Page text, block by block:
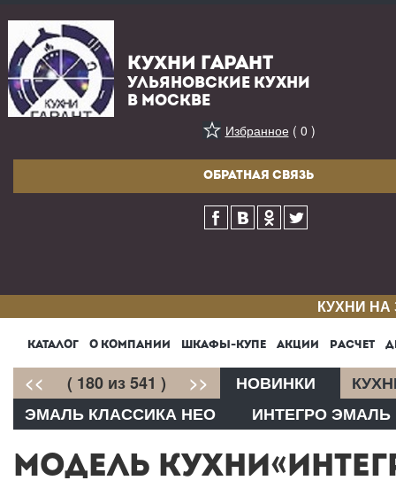
КУХНИ ГАРАНТ
УЛЬЯНОВСКИЕ КУХНИ
В МОСКВЕ
Избранное( 0 )
ОБРАТНАЯ СВЯЗЬ
КУХНИ
КАТАЛОГ О КОМПАНИИ ШКАФЫ-КУПЕ АКЦИИ РАСЧЕТ
<< ( 180 из 541 ) >> НОВИНКИ
ЭМАЛЬ КЛАССИКА НЕО
ИНТЕГРО ЭМАЛЬ
МОДЕЛЬ